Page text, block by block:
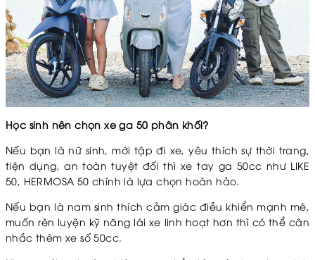
Học sinh nên chọn xe ga 50 phân khối?
Nếu bạn là nữ sinh, mới tập đi xe, yêu thích sự thời trang,
tiện dụng, an toàn tuyệt đối thì xe tay ga 50cc như LIKE
50, HERMOSA 50 chính là lựa chọn hoàn hảo.
Nếu bạn là nam sinh thích cảm giác điều khiển mạnh mẽ,
muốn rèn luyện kỹ năng lái xe linh hoạt hơn thì có thể cân
nhắc thêm xe số 50cc.